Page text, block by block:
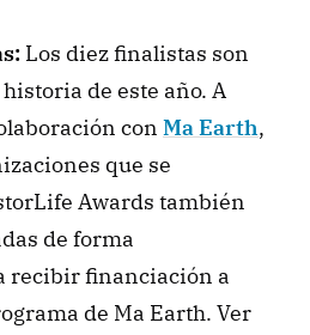
Los diez finalistas son
de este año. A
con Ma Earth,
que se
Awards también
de forma
recibir financiación a
de Ma Earth. Ver